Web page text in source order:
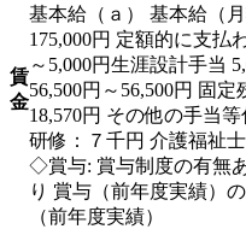
賃
金
基本給（ａ） 基本給（
175,000円 定額的に支払
～5,000円生涯設計手当
56,500円～56,500円 固
18,570円 その他の手当
研修：７千円 介護福祉
◇賞与: 賞与制度の有無
り 賞与（前年度実績）
（前年度実績）